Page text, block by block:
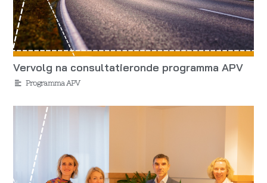
Vervolg na consultatieronde programma APV
Programma APV